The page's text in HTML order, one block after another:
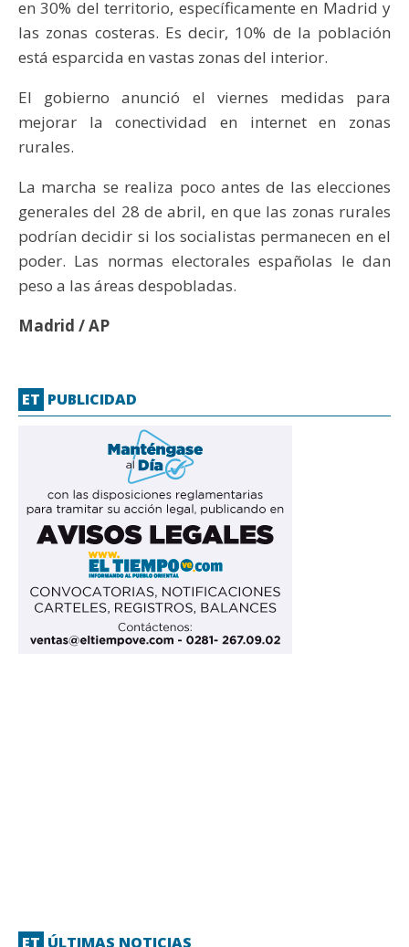
en 30% del territorio, específicamente en Madrid y
las zonas costeras. Es decir, 10% de la población
está esparcida en vastas zonas del interior.
El gobierno anunció el viernes medidas para
mejorar la conectividad en internet en zonas
rurales.
La marcha se realiza poco antes de las elecciones
generales del 28 de abril, en que las zonas rurales
podrían decidir si los socialistas permanecen en el
poder. Las normas electorales españolas le dan
peso a las áreas despobladas.
Madrid / AP
ET PUBLICIDAD
ET ÚLTIMAS NOTICIAS